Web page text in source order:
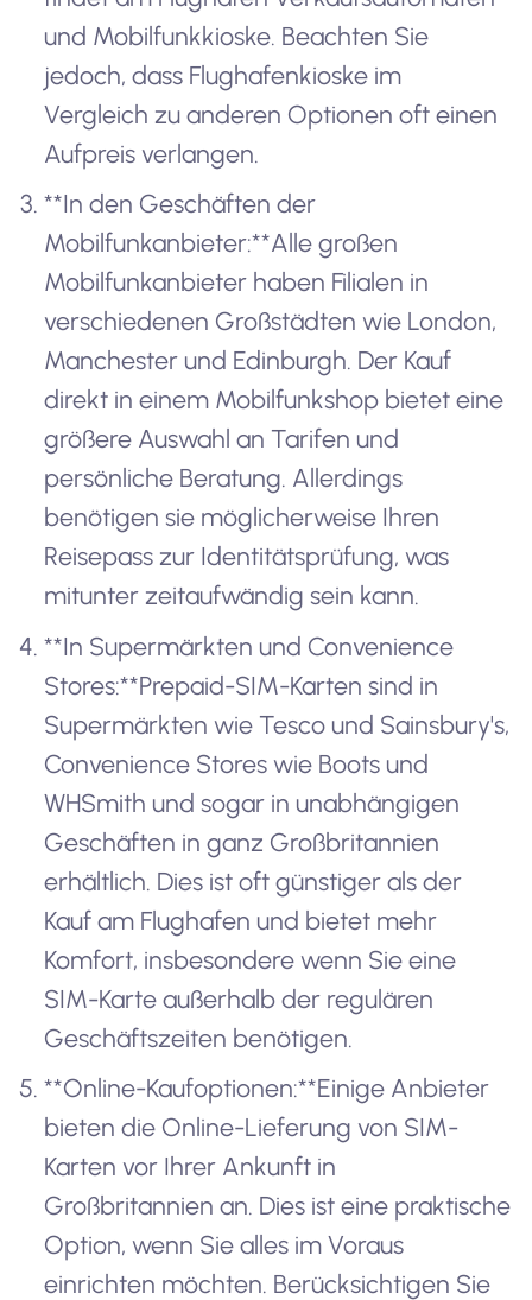
und Mobilfunkkioske. Beachten Sie
jedoch, dass Flughafenkioske im
Vergleich zu anderen Optionen oft einen
Aufpreis verlangen.
**In den Geschäften der
Mobilfunkanbieter:**Alle großen
Mobilfunkanbieter haben Filialen in
verschiedenen Großstädten wie London,
Manchester und Edinburgh. Der Kauf
direkt in einem Mobilfunkshop bietet eine
größere Auswahl an Tarifen und
persönliche Beratung. Allerdings
benötigen sie möglicherweise Ihren
Reisepass zur Identitätsprüfung, was
mitunter zeitaufwändig sein kann.
**In Supermärkten und Convenience
Stores:**Prepaid-SIM-Karten sind in
Supermärkten wie Tesco und Sainsbury's,
Convenience Stores wie Boots und
WHSmith und sogar in unabhängigen
Geschäften in ganz Großbritannien
erhältlich. Dies ist oft günstiger als der
Kauf am Flughafen und bietet mehr
Komfort, insbesondere wenn Sie eine
SIM-Karte außerhalb der regulären
Geschäftszeiten benötigen.
**Online-Kaufoptionen:**Einige Anbieter
bieten die Online-Lieferung von SIM-
Karten vor Ihrer Ankunft in
Großbritannien an. Dies ist eine praktische
Option, wenn Sie alles im Voraus
einrichten möchten. Berücksichtigen Sie